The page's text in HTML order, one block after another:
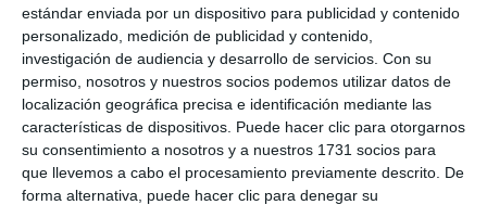
estándar enviada por un dispositivo para publicidad y contenido
personalizado, medición de publicidad y contenido,
investigación de audiencia y desarrollo de servicios. Con su
permiso, nosotros y nuestros socios podemos utilizar datos de
localización geográfica precisa e identificación mediante las
características de dispositivos. Puede hacer clic para otorgarnos
su consentimiento a nosotros y a nuestros 1731 socios para
que llevemos a cabo el procesamiento previamente descrito. De
forma alternativa, puede hacer clic para denegar su
que se celebra estas semanas, ‘BiblioMijas en los
parques’, que, este miércoles, llega al de la plaza San
Valentín de Las Lagunas a partir de las cinco de la
tarde.
Desde 1997, cada 24 de octubre se conmemora el
Día Internacional de las Bibliotecas. La propuesta